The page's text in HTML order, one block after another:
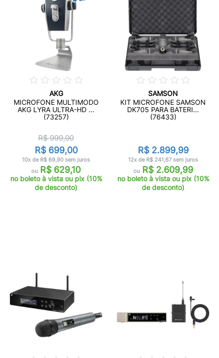
AKG
MICROFONE MULTIMODO
AKG LYRA ULTRA-HD ...
(73257)
R$ 999,00
R$ 699,00
10x de R$ 69,90 sem juros
ou R$ 629,10
no boleto à vista ou pix (10%
de desconto)
SAMSON
KIT MICROFONE SAMSON
DK705 PARA BATERI...
(76433)
R$ 2.899,99
12x de R$ 241,67 sem juros
ouR$ 2.609,99
no boleto à vista ou pix (10%
de desconto)